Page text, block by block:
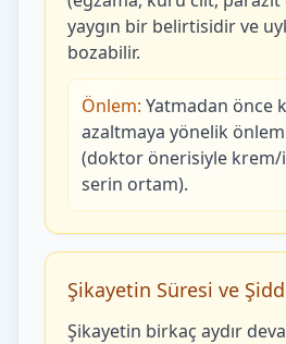
yaygın bir belirtisidir ve
bozabilir.
Önlem: Yatmadan önce
azaltmaya yönelik
(doktor önerisiyle krem/
serin ortam).
Şikayetin Süresi ve
Şikayetin birkaç aydır